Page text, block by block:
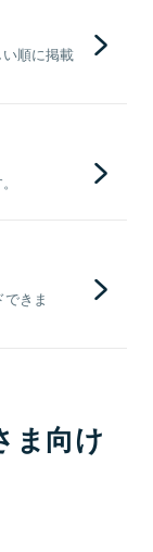
順に掲載
きま
ま向け